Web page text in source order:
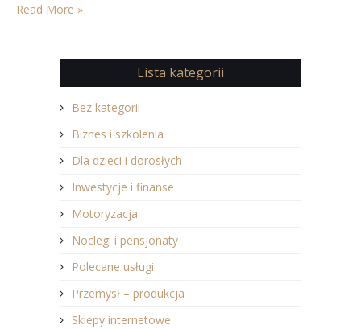
Read More »
Lista kategorii
Bez kategorii
Biznes i szkolenia
Dla dzieci i dorosłych
Inwestycje i finanse
Motoryzacja
Noclegi i pensjonaty
Polecane usługi
Przemysł – produkcja
Sklepy internetowe